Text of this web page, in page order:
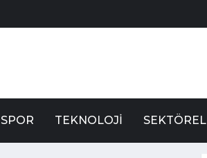
SPOR TEKNOLOJI SEKTÖREL